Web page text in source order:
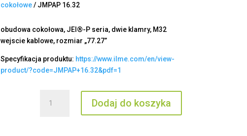
cokołowe/ JMPAP 16.32
obudowa cokołowa, JEI®-P seria, dwie klamry, M32
wejscie kablowe, rozmiar „77.27”
Specyfikacja produktu: https://www.ilme.com/en/view-
product/?code=JMPAP+16.32&pdf=1
JMPAP
Dodaj do koszyka